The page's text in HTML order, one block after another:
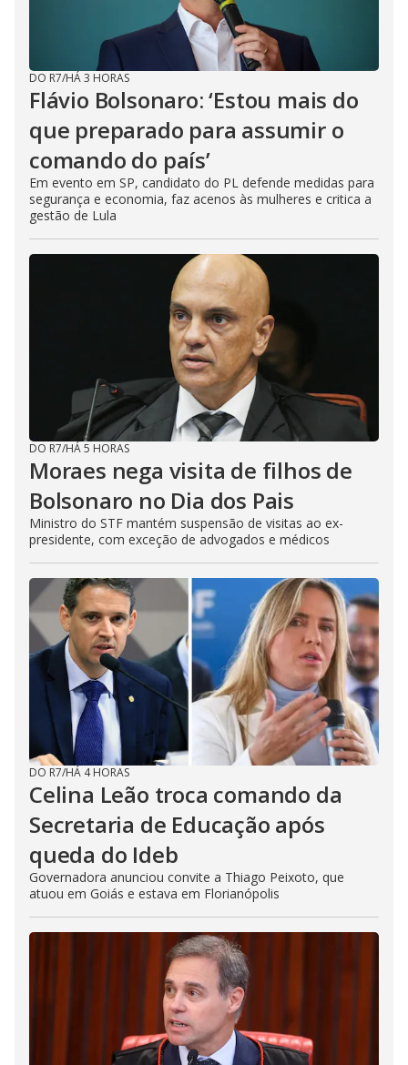
DO R7/HÁ 3 HORAS
Flávio Bolsonaro: ‘Estou mais do
que preparado para assumir o
comando do país’
Em evento em SP, candidato do PL defende medidas para
segurança e economia, faz acenos às mulheres e critica a
gestão de Lula
DO R7/HÁ 5 HORAS
Moraes nega visita de filhos de
Bolsonaro no Dia dos Pais
Ministro do STF mantém suspensão de visitas ao ex-
presidente, com exceção de advogados e médicos
DO R7/HÁ 4 HORAS
Celina Leão troca comando da
Secretaria de Educação após
queda do Ideb
Governadora anunciou convite a Thiago Peixoto, que
atuou em Goiás e estava em Florianópolis